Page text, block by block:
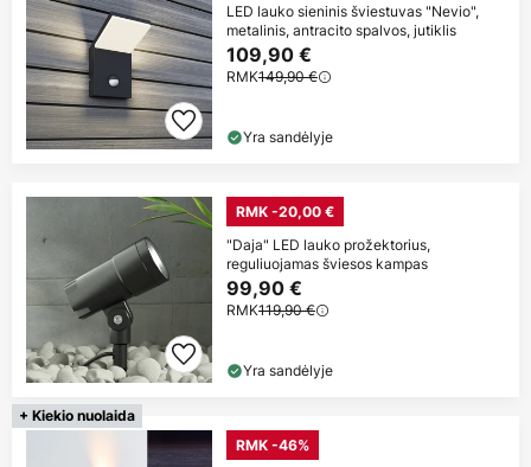
LED lauko sieninis šviestuvas "Nevio",
metalinis, antracito spalvos, jutiklis
109,90 €
RMK149,90 €
Yra sandėlyje
RMK -20,00 €
"Daja" LED lauko prožektorius,
reguliuojamas šviesos kampas
99,90 €
RMK119,90 €
Yra sandėlyje
+ Kiekio nuolaida
RMK -46%